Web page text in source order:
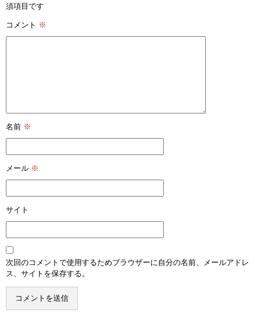
須項目です
コメント ※
名前 ※
メール ※
サイト
次回のコメントで使用するためブラウザーに自分の名前、メールアドレ
ス、サイトを保存する。